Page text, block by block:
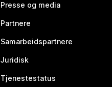
Presse og media
Partnere
Samarbeidspartnere
Juridisk
Tjenestestatus